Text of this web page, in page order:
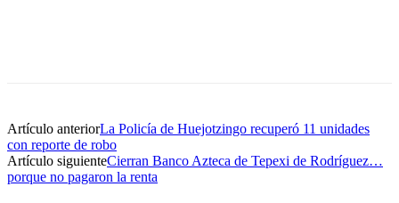
Artículo anteriorLa Policía de Huejotzingo recuperó 11 unidades
con reporte de robo
Artículo siguienteCierran Banco Azteca de Tepexi de Rodríguez…
porque no pagaron la renta